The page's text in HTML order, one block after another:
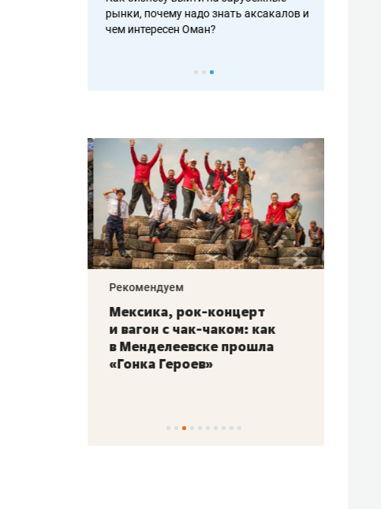
рынки, почему надо знать аксакалов и
чем интересен Оман?
Рекомендуем
Мексика, рок-концерт
и вагон с чак-чаком: как
в Менделеевске прошла
«Гонка Героев»